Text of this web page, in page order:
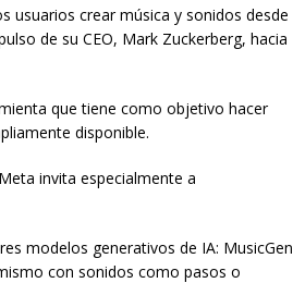
usuarios crear música y sonidos desde
de su CEO, Mark Zuckerberg, hacia
que tiene como objetivo hacer
disponible.
invita especialmente a
modelos generativos de IA: MusicGen
con sonidos como pasos o